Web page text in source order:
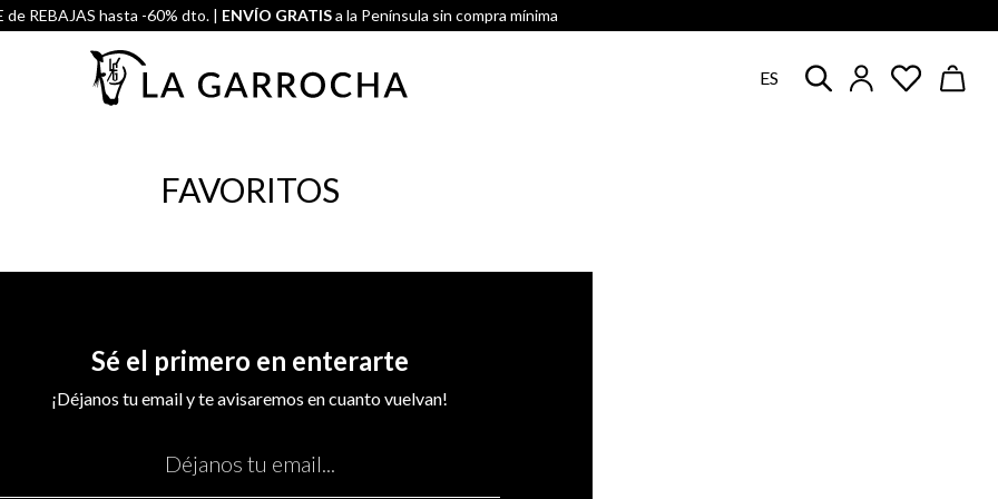
de REBAJAS hasta -60% dto. | ENVÍO GRATISa la Península sin compra mínima
ES
FAVORITOS
Sé el primero en enterarte
¡Déjanos tu email y te avisaremos en cuanto vuelvan!